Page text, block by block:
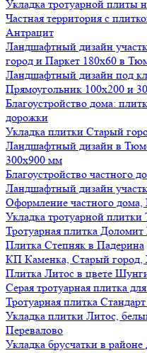
Укладка тротуарной плиты
Частная территория с
Антрацит
Ландшафтный дизайн
город и Паркет 180х60 в
Ландшафтный дизайн под
Прямоугольник 100х200 и
Благоустройство дома:
дорожки
Укладка плитки Старый
Ландшафтный дизайн в
300х900 мм
Благоустройство частного
Ландшафтный дизайн
Оформление частного дома,
Укладка тротуарной плитки
Тротуарная плитка
Плитка Степняк в Падерина
КП Каменка, Старый
Плитка Литос в цвете
Серая тротуарная плитка
Тротуарная плитка
Укладка плитки Литос,
Перевалово
Укладка брусчатки в